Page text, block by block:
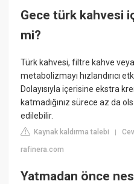
Gece türk kahvesi
mi?
Türk kahvesi, filtre kahve
metabolizmayı hızlandırıcı
Dolayısıyla içerisine ekstra
katmadığınız sürece az da
edilebilir.
Kaynak kaldırma talebi |
rafinera.com
Yatmadan önce